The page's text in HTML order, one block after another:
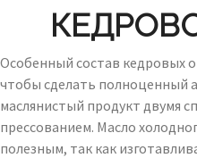
Особенный состав кедровых
чтобы сделать полноценный
маслянистый продукт двумя
прессованием. Масло
полезным, так как